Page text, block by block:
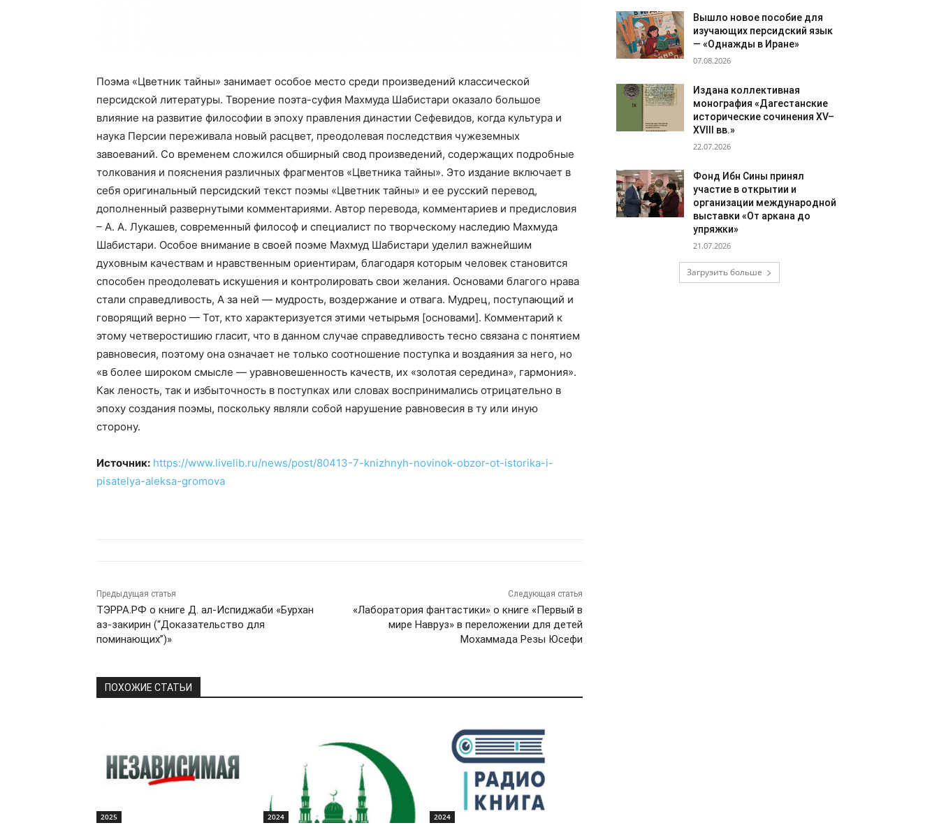
Поэма «Цветник тайны» занимает особое место среди произведений классической
персидской литературы. Творение поэта-суфия Махмуда Шабистари оказало большое
влияние на развитие философии в эпоху правления династии Сефевидов, когда культура и
наука Персии переживала новый расцвет, преодолевая последствия чужеземных
завоеваний. Со временем сложился обширный свод произведений, содержащих подробные
толкования и пояснения различных фрагментов «Цветника тайны». Это издание включает в
себя оригинальный персидский текст поэмы «Цветник тайны» и ее русский перевод,
дополненный развернутыми комментариями. Автор перевода, комментариев и предисловия
– А. А. Лукашев, современный философ и специалист по творческому наследию Махмуда
Шабистари. Особое внимание в своей поэме Махмуд Шабистари уделил важнейшим
духовным качествам и нравственным ориентирам, благодаря которым человек становится
способен преодолевать искушения и контролировать свои желания. Основами благого нрава
стали справедливость, А за ней — мудрость, воздержание и отвага. Мудрец, поступающий и
говорящий верно — Тот, кто характеризуется этими четырьмя [основами]. Комментарий к
этому четверостишию гласит, что в данном случае справедливость тесно связана с понятием
равновесия, поэтому она означает не только соотношение поступка и воздаяния за него, но
«в более широком смысле — уравновешенность качеств, их «золотая середина», гармония».
Как леность, так и избыточность в поступках или словах воспринимались отрицательно в
эпоху создания поэмы, поскольку являли собой нарушение равновесия в ту или иную
сторону.
Источник: https://www.livelib.ru/news/post/80413-7-knizhnyh-novinok-obzor-ot-istorika-i-
pisatelya-aleksa-gromova
Предыдущая статья
ТЭРРА.РФ о книге Д. ал-Испиджаби «Бурхан
аз-закирин (“Доказательство для
поминающих”)»
Следующая статья
«Лаборатория фантастики» о книге «Первый в
мире Навруз» в переложении для детей
Мохаммада Резы Юсефи
ПОХОЖИЕ СТАТЬИ
2025 2024 2024
Вышло новое пособие для
изучающих персидский язык
— «Однажды в Иране»
07.08.2026
Издана коллективная
монография «Дагестанские
исторические сочинения XV–
XVIII вв.»
22.07.2026
Фонд Ибн Сины принял
участие в открытии и
организации международной
выставки «От аркана до
упряжки»
21.07.2026
Загрузить больше